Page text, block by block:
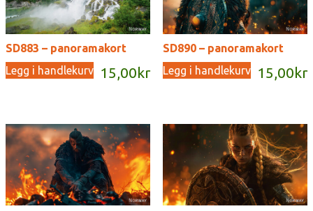
SD883 – panoramakort
15,00 kr
Legg i handlekurv
SD890 – panoramakort
15,00 kr
Legg i handlekurv